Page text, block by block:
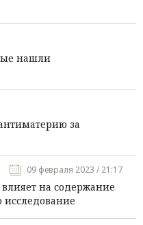
нашли
за
09 февраля 2023 / 21:17
на содержание
исследование